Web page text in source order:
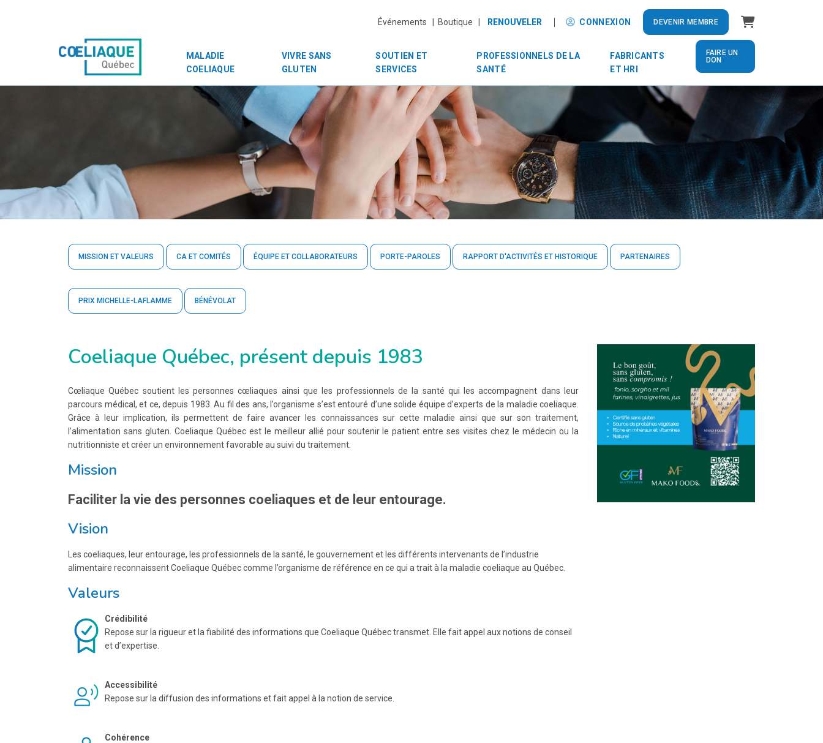
Événements |Boutique | RENOUVELER DEVENIR MEMBRE
CONNEXION Panier
MALADIE
COELIAQUE
VIVRE SANS
GLUTEN
SOUTIEN ET
SERVICES
PROFESSIONNELS DE LA
SANTÉ
FABRICANTS
ET HRI
FAIRE UN
DON
MISSION ET VALEURS CA ET COMITÉS ÉQUIPE ET COLLABORATEURS PORTE-PAROLES RAPPORT D'ACTIVITÉS ET HISTORIQUE PARTENAIRES
PRIX MICHELLE-LAFLAMME BÉNÉVOLAT
Coeliaque Québec, présent depuis 1983
Cœliaque Québec soutient les personnes cœliaques ainsi que les professionnels de la santé qui les accompagnent dans leur
parcours médical, et ce, depuis 1983. Au fil des ans, l’organisme s’est entouré d’une solide équipe d’experts de la maladie coeliaque.
Grâce à leur implication, ils permettent de faire avancer les connaissances sur cette maladie ainsi que sur son traitement,
l’alimentation sans gluten. Coeliaque Québec est le meilleur allié pour soutenir le patient entre ses visites chez le médecin ou la
nutritionniste et créer un environnement favorable au suivi du traitement.
Mission
Faciliter la vie des personnes coeliaques et de leur entourage.
Vision
Les coeliaques, leur entourage, les professionnels de la santé, le gouvernement et les différents intervenants de l’industrie
alimentaire reconnaissent Coeliaque Québec comme l’organisme de référence en ce qui a trait à la maladie coeliaque au Québec.
Valeurs
Crédibilité
Repose sur la rigueur et la fiabilité des informations que Coeliaque Québec transmet. Elle fait appel aux notions de conseil
et d’expertise.
Accessibilité
Repose sur la diffusion des informations et fait appel à la notion de service.
Cohérence